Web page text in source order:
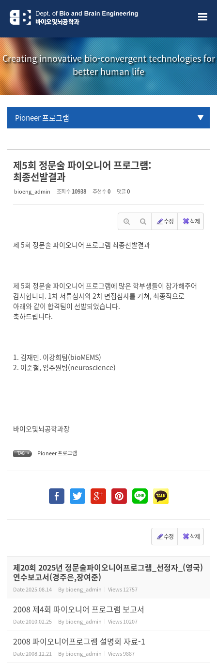
Creating innovative bio-convergent technologies for
better human life
Pioneer 프로그램
학부생 국제학술대회 참관프로그램
제5회 정문술 파이오니어 프로그램:
최종선발결과
bioeng_admin 조회 수10938 추천 수0 댓글0
수정 삭제
제 5회 정문술 파이오니어 프로그램 최종선발결과
제 5회 정문술 파이오니어 프로그램에 많은 학부생들이 참가해주어
감사합니다. 1차 서류심사와 2차 면접심사를 거쳐, 최종적으로
아래와 같이 합격팀이 선발되었습니다.
축하드립니다.
1. 김재민. 이강희팀(bioMEMS)
2. 이준철, 임주원팀(neuroscience)
바이오및뇌공학과장
TAG • Pioneer 프로그램
수정 삭제
제20회 2025년 정문술파이오니어프로그램_선정자_(영국)
연수보고서(경주은,장여준)
Date2025.08.14 Bybioeng_admin Views12757
2008 제4회 파이오니어 프로그램 보고서
Date2010.02.25 Bybioeng_admin Views10207
2008 파이오니어프로그램 설명회 자료-1
Date2008.12.21 Bybioeng_admin Views9887